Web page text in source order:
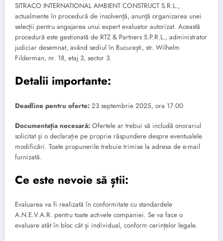
SITRACO INTERNATIONAL AMBIENT CONSTRUCT S.R.L.,
actualmente în procedură de insolvență, anunță organizarea unei
selecții pentru angajarea unui expert evaluator autorizat. Această
procedură este gestionată de RTZ & Partners S.P.R.L., administrator
judiciar desemnat, având sediul în București, str. Wilhelm
Filderman, nr. 18, etaj 3, sector 3.
Detalii importante:
Deadline pentru oferte: 23 septembrie 2025, ora 17:00
Documentația necesară: Ofertele ar trebui să includă onorariul
solicitat și o declarație pe proprie răspundere despre eventualele
modificări. Toate propunerile trebuie trimise la adresa de e-mail
furnizată.
Ce este nevoie să știi:
Evaluarea va fi realizată în conformitate cu standardele
A.N.E.V.A.R. pentru toate activele companiei. Se va face o
evaluare atât în bloc cât și individual, conform cerințelor legale.